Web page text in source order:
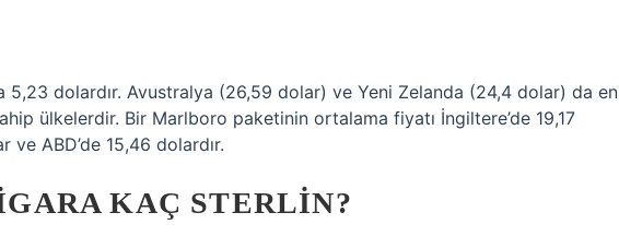
5,23 dolardır. Avustralya (26,59 dolar) ve Yeni Zelanda (24,4 dolar) da en
ülkelerdir. Bir Marlboro paketinin ortalama fiyatı İngiltere’de 19,17
ve ABD’de 15,46 dolardır.
KAÇ STERLIN?